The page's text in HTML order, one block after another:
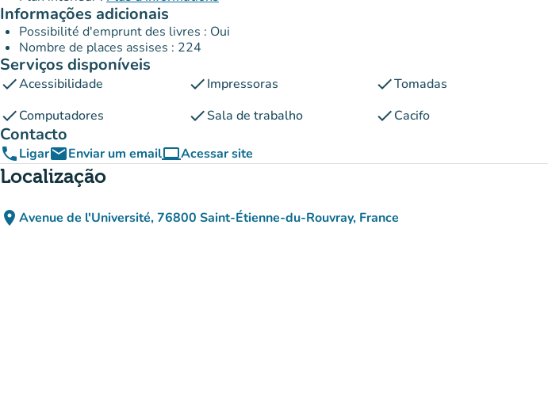
Informações adicionais
Possibilité d'emprunt des livres : Oui
Nombre de places assises : 224
Serviços disponíveis
checkAcessibilidade checkImpressoras checkTomadas
checkComputadores checkSala de trabalho checkCacifo
Contacto
phoneLigaremailEnviar um emailcomputerAcessar site
(novo separador)
Localização
place Avenue de l'Université, 76800 Saint-Étienne-du-Rouvray, France
(abrir no Google Maps)
(novo separador)